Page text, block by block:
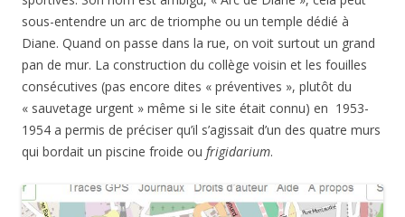
sous-entendre un arc de triomphe ou un temple dédié à
Diane. Quand on passe dans la rue, on voit surtout un grand
pan de mur. La construction du collège voisin et les fouilles
consécutives (pas encore dites « préventives », plutôt du
« sauvetage urgent » même si le site était connu) en 1953-
1954 a permis de préciser qu’il s’agissait d’un des quatre murs
qui bordait un piscine froide ou frigidarium.